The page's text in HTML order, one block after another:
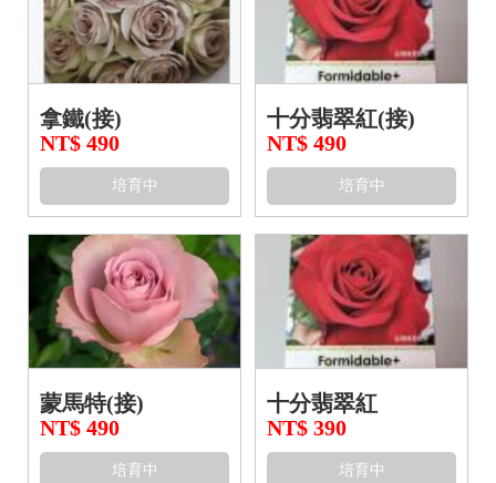
拿鐵(接)
NT$ 490
培育中
十分翡翠紅(接)
NT$ 490
培育中
蒙馬特(接)
NT$ 490
培育中
十分翡翠紅
NT$ 390
培育中